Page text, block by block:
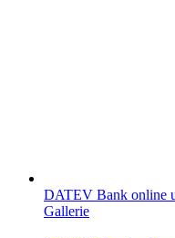
DATEV Bank online
Gallerie